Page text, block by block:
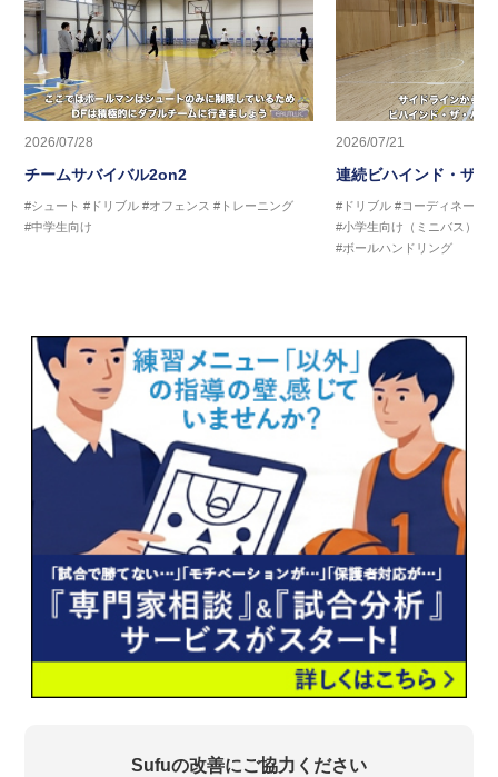
2026/07/28
チームサバイバル2on2
#シュート #ドリブル #オフェンス #トレーニング
#中学生向け
2026/07/21
連続ビハインド・ザ・
#ドリブル #コーディネーシ
#小学生向け（ミニバス）
#ボールハンドリング
Sufuの改善にご協力ください